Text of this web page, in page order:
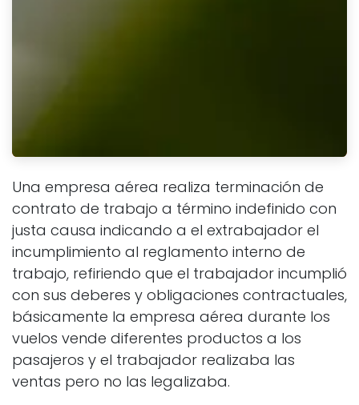
Una empresa aérea realiza terminación de
contrato de trabajo a término indefinido con
justa causa indicando a el extrabajador el
incumplimiento al reglamento interno de
trabajo, refiriendo que el trabajador incumplió
con sus deberes y obligaciones contractuales,
básicamente la empresa aérea durante los
vuelos vende diferentes productos a los
pasajeros y el trabajador realizaba las
ventas pero no las legalizaba.